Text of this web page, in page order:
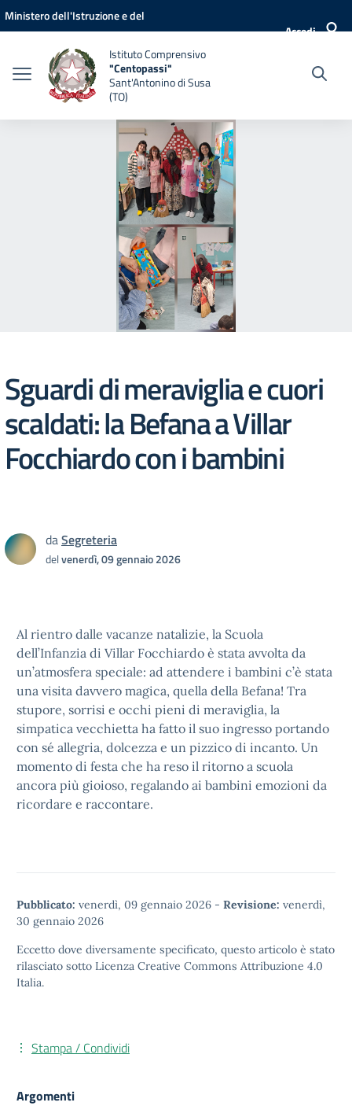
Vai ai contenuti
Vai al menu di navigazione
Vai al footer
Ministero dell'Istruzione e del
Accedi
Istituto Comprensivo
"Centopassi"
Sant'Antonino di Susa
(TO)
Sguardi di meraviglia e cuori
scaldati: la Befana a Villar
Focchiardo con i bambini
daSegreteria
delvenerdì, 09 gennaio 2026
Al rientro dalle vacanze natalizie, la Scuola
dell’Infanzia di Villar Focchiardo è stata avvolta da
un’atmosfera speciale: ad attendere i bambini c’è stata
una visita davvero magica, quella della Befana! Tra
stupore, sorrisi e occhi pieni di meraviglia, la
simpatica vecchietta ha fatto il suo ingresso portando
con sé allegria, dolcezza e un pizzico di incanto. Un
momento di festa che ha reso il ritorno a scuola
ancora più gioioso, regalando ai bambini emozioni da
ricordare e raccontare.
Pubblicato: venerdì, 09 gennaio 2026 - Revisione: venerdì,
30 gennaio 2026
Eccetto dove diversamente specificato, questo articolo è stato
rilasciato sotto Licenza Creative Commons Attribuzione 4.0
Italia.
Stampa / Condividi
Argomenti